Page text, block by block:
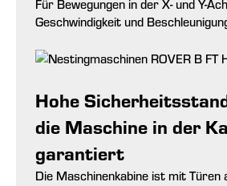
Für Bewegungen in der X- und Y-
Geschwindigkeit und
Hohe
die Maschine in der
garantiert
Die Maschinenkabine ist mit